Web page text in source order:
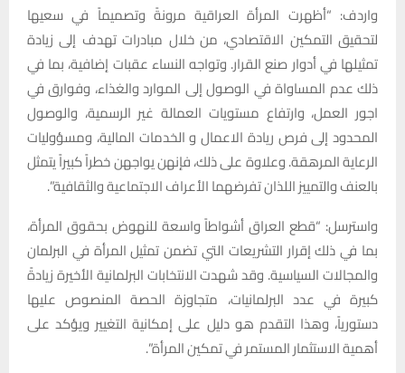
واردف: “أظهرت المرأة العراقية مرونةً وتصميماً في سعيها
لتحقيق التمكين الاقتصادي، من خلال مبادرات تهدف إلى زيادة
تمثيلها في أدوار صنع القرار. وتواجه النساء عقبات إضافية، بما في
ذلك عدم المساواة في الوصول إلى الموارد والغذاء، وفوارق في
اجور العمل، وارتفاع مستويات العمالة غير الرسمية، والوصول
المحدود إلى فرص ريادة الاعمال و الخدمات المالية، ومسؤوليات
الرعاية المرهقة. وعلاوة على ذلك، فإنهن يواجهن خطراً كبيراً يتمثل
بالعنف والتمييز اللذان تفرضهما الأعراف الاجتماعية والثقافية”.
واسترسل: “قطع العراق أشواطاً واسعة للنهوض بحقوق المرأة،
بما في ذلك إقرار التشريعات التي تضمن تمثيل المرأة في البرلمان
والمجالات السياسية. وقد شهدت الانتخابات البرلمانية الأخيرة زيادةً
كبيرة في عدد البرلمانيات، متجاوزة الحصة المنصوص عليها
دستورياً، وهذا التقدم هو دليل على إمكانية التغيير ويؤكد على
أهمية الاستثمار المستمر في تمكين المرأة”.